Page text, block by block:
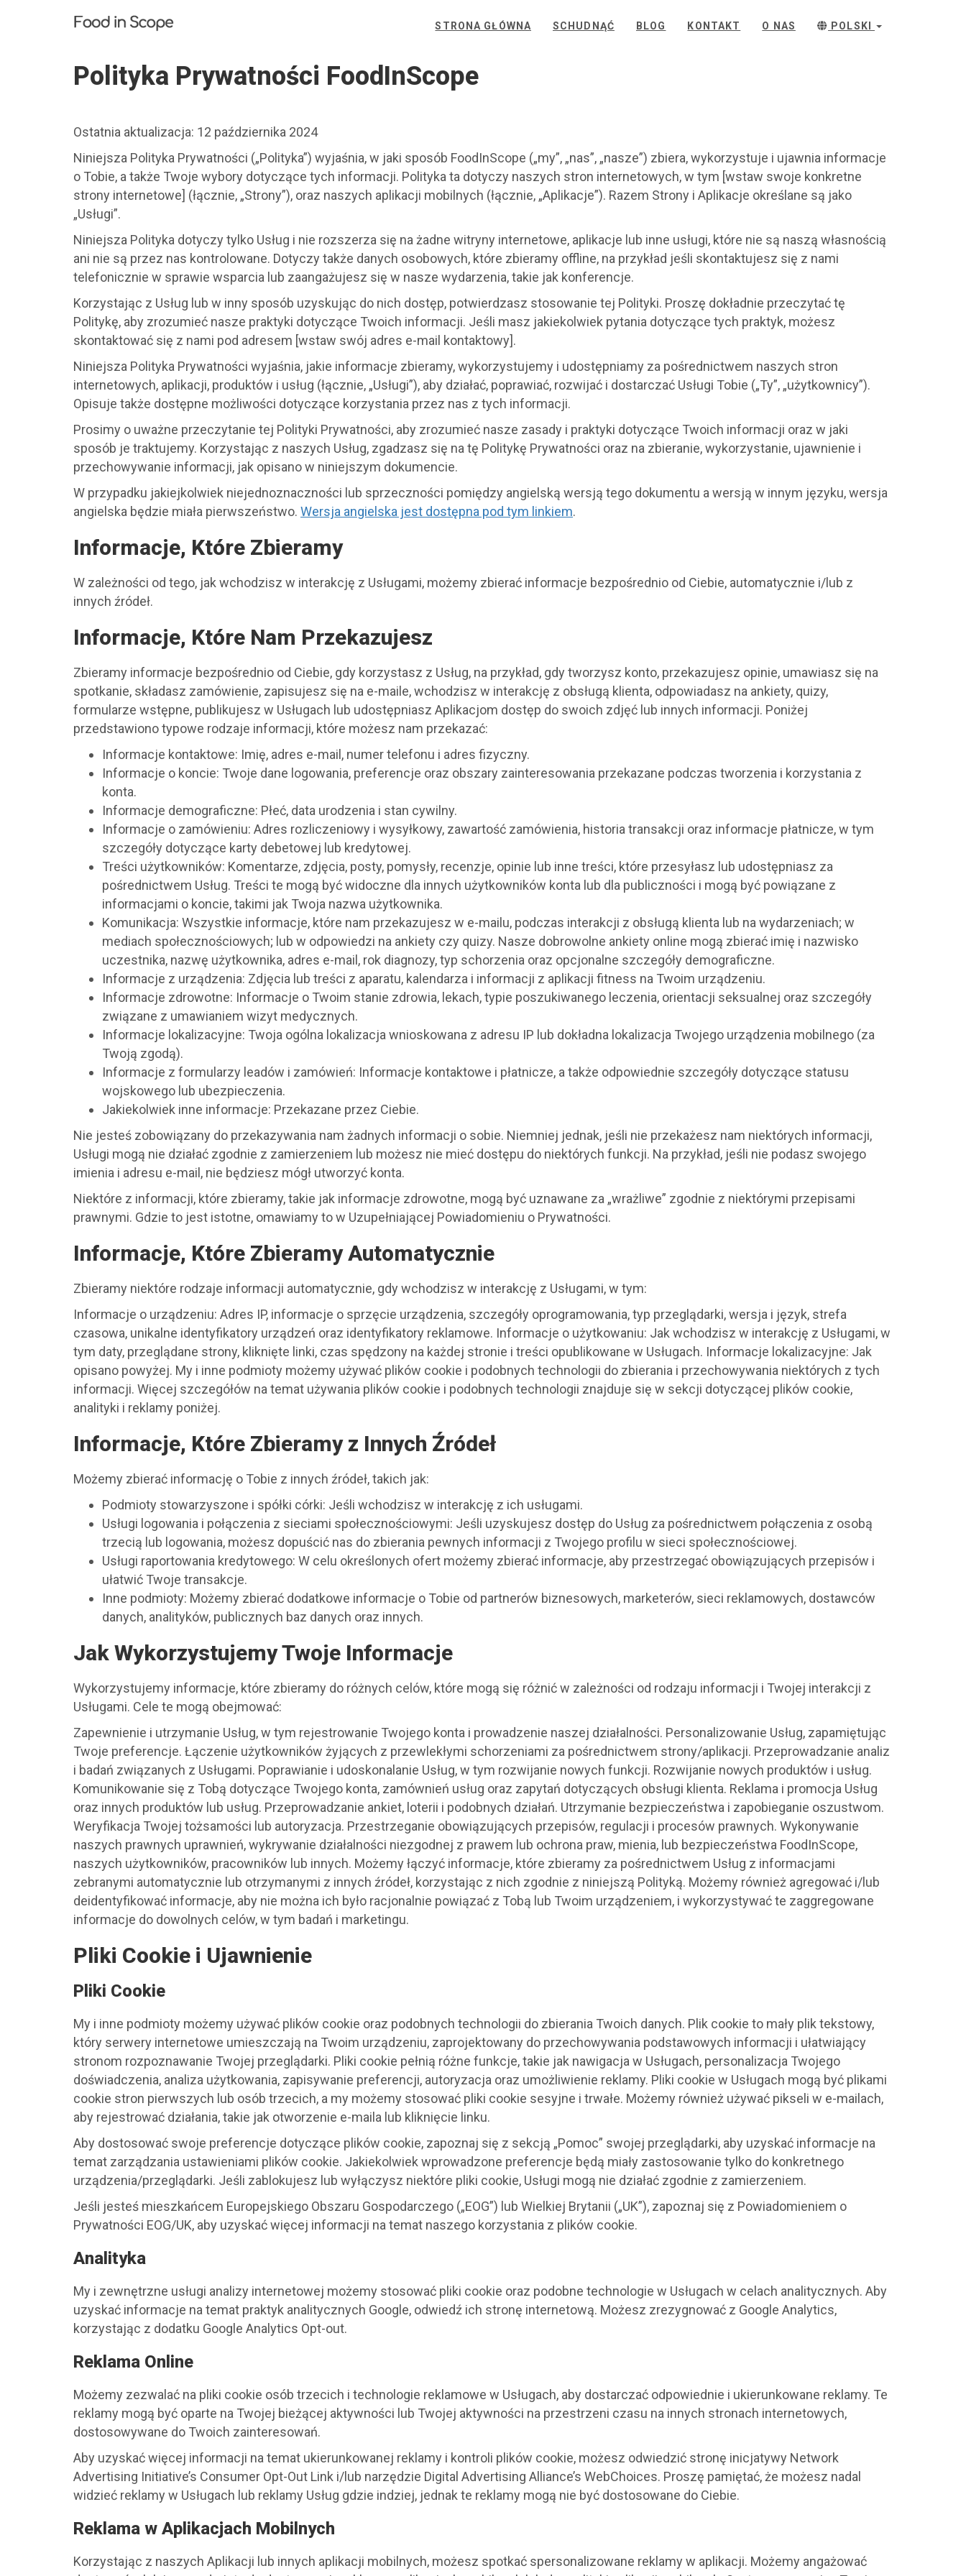
P
o
t
y
P
y
w
a
t
n
ś
c
i
F
o
o
d
I
n
S
c
o
e
-
r
z
e
j
d
s
t
o
n
g
ł
ó
w
n
STRONA GŁÓWNA SCHUDNĄĆ BLOG KONTAKT O NAS POLSKI
Polityka Prywatności FoodInScope
Ostatnia aktualizacja: 12 października 2024
Niniejsza Polityka Prywatności („Polityka”) wyjaśnia, w jaki sposób FoodInScope („my”, „nas”, „nasze”) zbiera, wykorzystuje i ujawnia informacje
o Tobie, a także Twoje wybory dotyczące tych informacji. Polityka ta dotyczy naszych stron internetowych, w tym [wstaw swoje konkretne
strony internetowe] (łącznie, „Strony”), oraz naszych aplikacji mobilnych (łącznie, „Aplikacje”). Razem Strony i Aplikacje określane są jako
„Usługi”.
Niniejsza Polityka dotyczy tylko Usług i nie rozszerza się na żadne witryny internetowe, aplikacje lub inne usługi, które nie są naszą własnością
ani nie są przez nas kontrolowane. Dotyczy także danych osobowych, które zbieramy offline, na przykład jeśli skontaktujesz się z nami
telefonicznie w sprawie wsparcia lub zaangażujesz się w nasze wydarzenia, takie jak konferencje.
Korzystając z Usług lub w inny sposób uzyskując do nich dostęp, potwierdzasz stosowanie tej Polityki. Proszę dokładnie przeczytać tę
Politykę, aby zrozumieć nasze praktyki dotyczące Twoich informacji. Jeśli masz jakiekolwiek pytania dotyczące tych praktyk, możesz
skontaktować się z nami pod adresem [wstaw swój adres e-mail kontaktowy].
Niniejsza Polityka Prywatności wyjaśnia, jakie informacje zbieramy, wykorzystujemy i udostępniamy za pośrednictwem naszych stron
internetowych, aplikacji, produktów i usług (łącznie, „Usługi”), aby działać, poprawiać, rozwijać i dostarczać Usługi Tobie („Ty”, „użytkownicy”).
Opisuje także dostępne możliwości dotyczące korzystania przez nas z tych informacji.
Prosimy o uważne przeczytanie tej Polityki Prywatności, aby zrozumieć nasze zasady i praktyki dotyczące Twoich informacji oraz w jaki
sposób je traktujemy. Korzystając z naszych Usług, zgadzasz się na tę Politykę Prywatności oraz na zbieranie, wykorzystanie, ujawnienie i
przechowywanie informacji, jak opisano w niniejszym dokumencie.
W przypadku jakiejkolwiek niejednoznaczności lub sprzeczności pomiędzy angielską wersją tego dokumentu a wersją w innym języku, wersja
angielska będzie miała pierwszeństwo. Wersja angielska jest dostępna pod tym linkiem.
Informacje, Które Zbieramy
W zależności od tego, jak wchodzisz w interakcję z Usługami, możemy zbierać informacje bezpośrednio od Ciebie, automatycznie i/lub z
innych źródeł.
Informacje, Które Nam Przekazujesz
Zbieramy informacje bezpośrednio od Ciebie, gdy korzystasz z Usług, na przykład, gdy tworzysz konto, przekazujesz opinie, umawiasz się na
spotkanie, składasz zamówienie, zapisujesz się na e-maile, wchodzisz w interakcję z obsługą klienta, odpowiadasz na ankiety, quizy,
formularze wstępne, publikujesz w Usługach lub udostępniasz Aplikacjom dostęp do swoich zdjęć lub innych informacji. Poniżej
przedstawiono typowe rodzaje informacji, które możesz nam przekazać:
Informacje kontaktowe: Imię, adres e-mail, numer telefonu i adres fizyczny.
Informacje o koncie: Twoje dane logowania, preferencje oraz obszary zainteresowania przekazane podczas tworzenia i korzystania z
konta.
Informacje demograficzne: Płeć, data urodzenia i stan cywilny.
Informacje o zamówieniu: Adres rozliczeniowy i wysyłkowy, zawartość zamówienia, historia transakcji oraz informacje płatnicze, w tym
szczegóły dotyczące karty debetowej lub kredytowej.
Treści użytkowników: Komentarze, zdjęcia, posty, pomysły, recenzje, opinie lub inne treści, które przesyłasz lub udostępniasz za
pośrednictwem Usług. Treści te mogą być widoczne dla innych użytkowników konta lub dla publiczności i mogą być powiązane z
informacjami o koncie, takimi jak Twoja nazwa użytkownika.
Komunikacja: Wszystkie informacje, które nam przekazujesz w e-mailu, podczas interakcji z obsługą klienta lub na wydarzeniach; w
mediach społecznościowych; lub w odpowiedzi na ankiety czy quizy. Nasze dobrowolne ankiety online mogą zbierać imię i nazwisko
uczestnika, nazwę użytkownika, adres e-mail, rok diagnozy, typ schorzenia oraz opcjonalne szczegóły demograficzne.
Informacje z urządzenia: Zdjęcia lub treści z aparatu, kalendarza i informacji z aplikacji fitness na Twoim urządzeniu.
Informacje zdrowotne: Informacje o Twoim stanie zdrowia, lekach, typie poszukiwanego leczenia, orientacji seksualnej oraz szczegóły
związane z umawianiem wizyt medycznych.
Informacje lokalizacyjne: Twoja ogólna lokalizacja wnioskowana z adresu IP lub dokładna lokalizacja Twojego urządzenia mobilnego (za
Twoją zgodą).
Informacje z formularzy leadów i zamówień: Informacje kontaktowe i płatnicze, a także odpowiednie szczegóły dotyczące statusu
wojskowego lub ubezpieczenia.
Jakiekolwiek inne informacje: Przekazane przez Ciebie.
Nie jesteś zobowiązany do przekazywania nam żadnych informacji o sobie. Niemniej jednak, jeśli nie przekażesz nam niektórych informacji,
Usługi mogą nie działać zgodnie z zamierzeniem lub możesz nie mieć dostępu do niektórych funkcji. Na przykład, jeśli nie podasz swojego
imienia i adresu e-mail, nie będziesz mógł utworzyć konta.
Niektóre z informacji, które zbieramy, takie jak informacje zdrowotne, mogą być uznawane za „wrażliwe” zgodnie z niektórymi przepisami
prawnymi. Gdzie to jest istotne, omawiamy to w Uzupełniającej Powiadomieniu o Prywatności.
Informacje, Które Zbieramy Automatycznie
Zbieramy niektóre rodzaje informacji automatycznie, gdy wchodzisz w interakcję z Usługami, w tym:
Informacje o urządzeniu: Adres IP, informacje o sprzęcie urządzenia, szczegóły oprogramowania, typ przeglądarki, wersja i język, strefa
czasowa, unikalne identyfikatory urządzeń oraz identyfikatory reklamowe. Informacje o użytkowaniu: Jak wchodzisz w interakcję z Usługami, w
tym daty, przeglądane strony, kliknięte linki, czas spędzony na każdej stronie i treści opublikowane w Usługach. Informacje lokalizacyjne: Jak
opisano powyżej. My i inne podmioty możemy używać plików cookie i podobnych technologii do zbierania i przechowywania niektórych z tych
informacji. Więcej szczegółów na temat używania plików cookie i podobnych technologii znajduje się w sekcji dotyczącej plików cookie,
analityki i reklamy poniżej.
Informacje, Które Zbieramy z Innych Źródeł
Możemy zbierać informację o Tobie z innych źródeł, takich jak:
Podmioty stowarzyszone i spółki córki: Jeśli wchodzisz w interakcję z ich usługami.
Usługi logowania i połączenia z sieciami społecznościowymi: Jeśli uzyskujesz dostęp do Usług za pośrednictwem połączenia z osobą
trzecią lub logowania, możesz dopuścić nas do zbierania pewnych informacji z Twojego profilu w sieci społecznościowej.
Usługi raportowania kredytowego: W celu określonych ofert możemy zbierać informacje, aby przestrzegać obowiązujących przepisów i
ułatwić Twoje transakcje.
Inne podmioty: Możemy zbierać dodatkowe informacje o Tobie od partnerów biznesowych, marketerów, sieci reklamowych, dostawców
danych, analityków, publicznych baz danych oraz innych.
Jak Wykorzystujemy Twoje Informacje
Wykorzystujemy informacje, które zbieramy do różnych celów, które mogą się różnić w zależności od rodzaju informacji i Twojej interakcji z
Usługami. Cele te mogą obejmować:
Zapewnienie i utrzymanie Usług, w tym rejestrowanie Twojego konta i prowadzenie naszej działalności. Personalizowanie Usług, zapamiętując
Twoje preferencje. Łączenie użytkowników żyjących z przewlekłymi schorzeniami za pośrednictwem strony/aplikacji. Przeprowadzanie analiz
i badań związanych z Usługami. Poprawianie i udoskonalanie Usług, w tym rozwijanie nowych funkcji. Rozwijanie nowych produktów i usług.
Komunikowanie się z Tobą dotyczące Twojego konta, zamównień usług oraz zapytań dotyczących obsługi klienta. Reklama i promocja Usług
oraz innych produktów lub usług. Przeprowadzanie ankiet, loterii i podobnych działań. Utrzymanie bezpieczeństwa i zapobieganie oszustwom.
Weryfikacja Twojej tożsamości lub autoryzacja. Przestrzeganie obowiązujących przepisów, regulacji i procesów prawnych. Wykonywanie
naszych prawnych uprawnień, wykrywanie działalności niezgodnej z prawem lub ochrona praw, mienia, lub bezpieczeństwa FoodInScope,
naszych użytkowników, pracowników lub innych. Możemy łączyć informacje, które zbieramy za pośrednictwem Usług z informacjami
zebranymi automatycznie lub otrzymanymi z innych źródeł, korzystając z nich zgodnie z niniejszą Polityką. Możemy również agregować i/lub
deidentyfikować informacje, aby nie można ich było racjonalnie powiązać z Tobą lub Twoim urządzeniem, i wykorzystywać te zaggregowane
informacje do dowolnych celów, w tym badań i marketingu.
Pliki Cookie i Ujawnienie
Pliki Cookie
My i inne podmioty możemy używać plików cookie oraz podobnych technologii do zbierania Twoich danych. Plik cookie to mały plik tekstowy,
który serwery internetowe umieszczają na Twoim urządzeniu, zaprojektowany do przechowywania podstawowych informacji i ułatwiający
stronom rozpoznawanie Twojej przeglądarki. Pliki cookie pełnią różne funkcje, takie jak nawigacja w Usługach, personalizacja Twojego
doświadczenia, analiza użytkowania, zapisywanie preferencji, autoryzacja oraz umożliwienie reklamy. Pliki cookie w Usługach mogą być plikami
cookie stron pierwszych lub osób trzecich, a my możemy stosować pliki cookie sesyjne i trwałe. Możemy również używać pikseli w e-mailach,
aby rejestrować działania, takie jak otworzenie e-maila lub kliknięcie linku.
Aby dostosować swoje preferencje dotyczące plików cookie, zapoznaj się z sekcją „Pomoc” swojej przeglądarki, aby uzyskać informacje na
temat zarządzania ustawieniami plików cookie. Jakiekolwiek wprowadzone preferencje będą miały zastosowanie tylko do konkretnego
urządzenia/przeglądarki. Jeśli zablokujesz lub wyłączysz niektóre pliki cookie, Usługi mogą nie działać zgodnie z zamierzeniem.
Jeśli jesteś mieszkańcem Europejskiego Obszaru Gospodarczego („EOG”) lub Wielkiej Brytanii („UK”), zapoznaj się z Powiadomieniem o
Prywatności EOG/UK, aby uzyskać więcej informacji na temat naszego korzystania z plików cookie.
Analityka
My i zewnętrzne usługi analizy internetowej możemy stosować pliki cookie oraz podobne technologie w Usługach w celach analitycznych. Aby
uzyskać informacje na temat praktyk analitycznych Google, odwiedź ich stronę internetową. Możesz zrezygnować z Google Analytics,
korzystając z dodatku Google Analytics Opt-out.
Reklama Online
Możemy zezwalać na pliki cookie osób trzecich i technologie reklamowe w Usługach, aby dostarczać odpowiednie i ukierunkowane reklamy. Te
reklamy mogą być oparte na Twojej bieżącej aktywności lub Twojej aktywności na przestrzeni czasu na innych stronach internetowych,
dostosowywane do Twoich zainteresowań.
Aby uzyskać więcej informacji na temat ukierunkowanej reklamy i kontroli plików cookie, możesz odwiedzić stronę inicjatywy Network
Advertising Initiative’s Consumer Opt-Out Link i/lub narzędzie Digital Advertising Alliance’s WebChoices. Proszę pamiętać, że możesz nadal
widzieć reklamy w Usługach lub reklamy Usług gdzie indziej, jednak te reklamy mogą nie być dostosowane do Ciebie.
Reklama w Aplikacjach Mobilnych
Korzystając z naszych Aplikacji lub innych aplikacji mobilnych, możesz spotkać spersonalizowane reklamy w aplikacji. Możemy angażować